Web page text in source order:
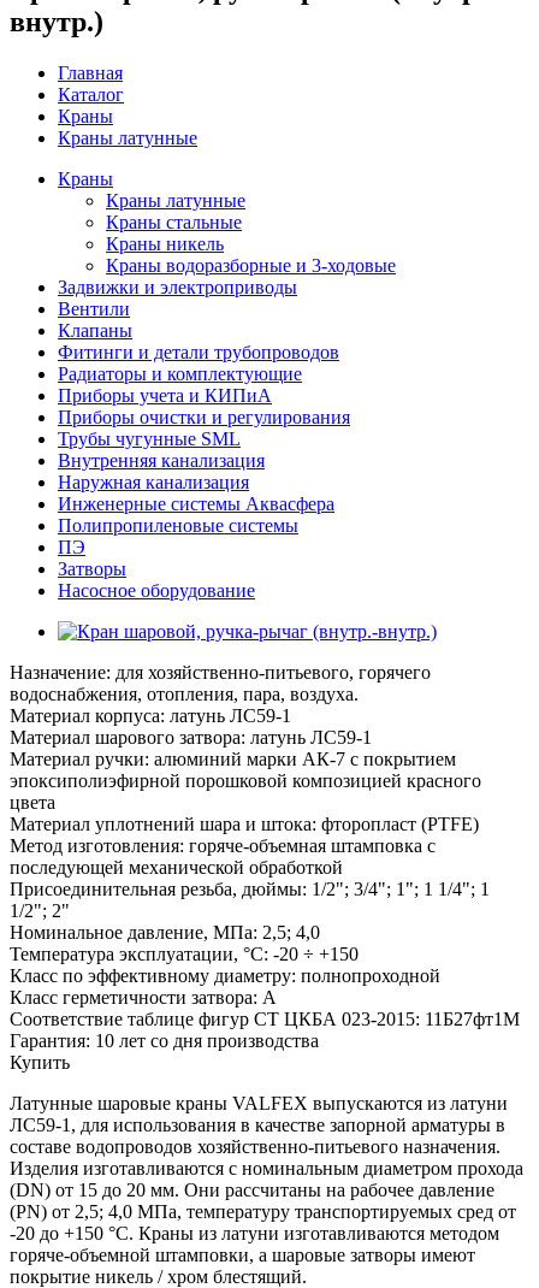
внутр.)
Главная
Каталог
Краны
Краны латунные
Краны
Краны латунные
Краны стальные
Краны никель
Краны водоразборные и 3-ходовые
Задвижки и электроприводы
Вентили
Клапаны
Фитинги и детали трубопроводов
Радиаторы и комплектующие
Приборы учета и КИПиА
Приборы очистки и регулирования
Трубы чугунные SML
Внутренняя канализация
Наружная канализация
Инженерные системы Аквасфера
Полипропиленовые системы
ПЭ
Затворы
Насосное оборудование
Назначение: для хозяйственно-питьевого, горячего
водоснабжения, отопления, пара, воздуха.
Материал корпуса: латунь ЛС59-1
Материал шарового затвора: латунь ЛС59-1
Материал ручки: алюминий марки АК-7 с покрытием
эпоксиполиэфирной порошковой композицией красного
цвета
Материал уплотнений шара и штока: фторопласт (PTFE)
Метод изготовления: горяче-объемная штамповка с
последующей механической обработкой
Присоединительная резьба, дюймы: 1/2"; 3/4"; 1"; 1 1/4"; 1
1/2"; 2"
Номинальное давление, МПа: 2,5; 4,0
Температура эксплуатации, °С: -20 ÷ +150
Класс по эффективному диаметру: полнопроходной
Класс герметичности затвора: А
Соответствие таблице фигур СТ ЦКБА 023-2015: 11Б27фт1М
Гарантия: 10 лет со дня производства
Купить
Латунные шаровые краны VALFEX выпускаются из латуни
ЛС59-1, для использования в качестве запорной арматуры в
составе водопроводов хозяйственно-питьевого назначения.
Изделия изготавливаются c номинальным диаметром прохода
(DN) от 15 до 20 мм. Они рассчитаны на рабочее давление
(PN) от 2,5; 4,0 МПa, температуру транспортируемых сред от
-20 до +150 °C. Краны из латуни изготавливаются методом
горяче-объемной штамповки, а шаровые затворы имеют
покрытие никель / хром блестящий.